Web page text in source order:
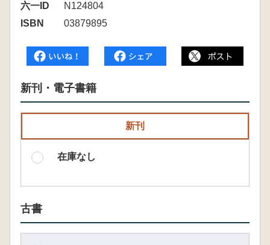
六一ID
N124804
ISBN
03879895
新刊・電子書籍
新刊
在庫なし
古書